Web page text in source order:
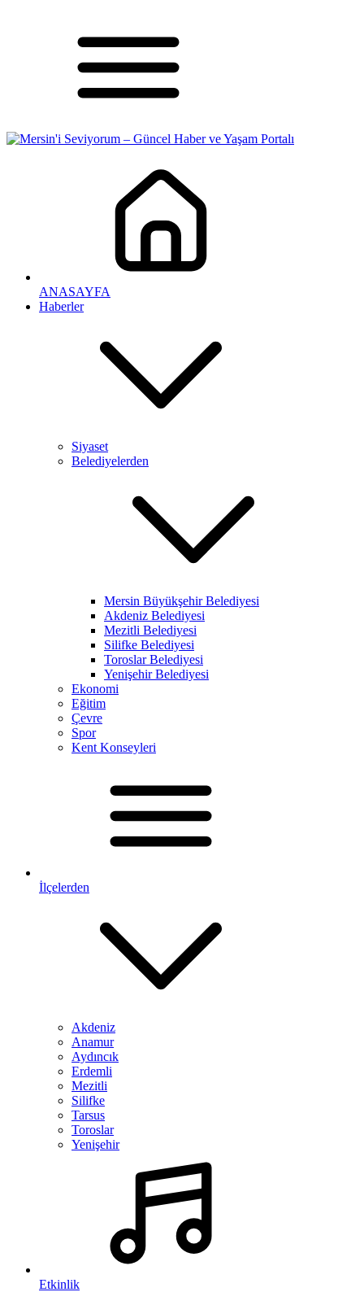
ANASAYFA
Haberler
Siyaset
Belediyelerden
Mersin Büyükşehir Belediyesi
Akdeniz Belediyesi
Mezitli Belediyesi
Silifke Belediyesi
Toroslar Belediyesi
Yenişehir Belediyesi
Ekonomi
Eğitim
Çevre
Spor
Kent Konseyleri
İlçelerden
Akdeniz
Anamur
Aydıncık
Erdemli
Mezitli
Silifke
Tarsus
Toroslar
Yenişehir
Etkinlik